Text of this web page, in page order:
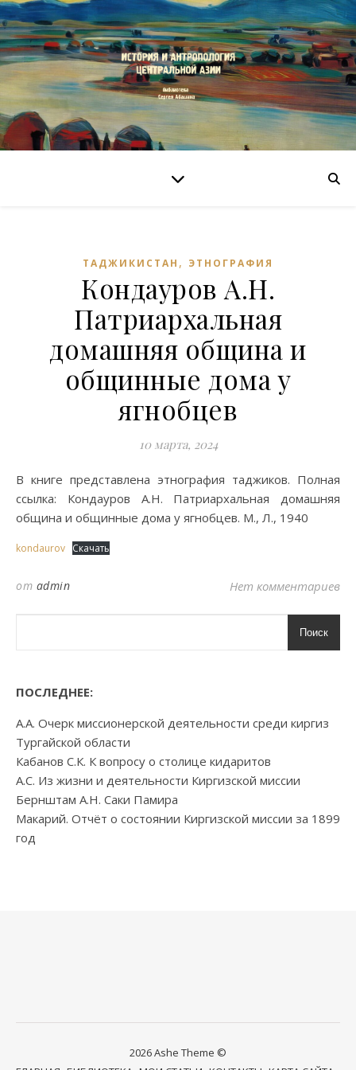
ТАДЖИКИСТАН , ЭТНОГРАФИЯ
Кондауров А.Н.
Патриархальная
домашняя община и
общинные дома у
ягнобцев
10 марта, 2024
В книге представлена этнография таджиков. Полная
ссылка: Кондауров А.Н. Патриархальная домашняя
община и общинные дома у ягнобцев. М., Л., 1940
kondaurov Скачать
от admin Нет комментариев
Поиск
ПОСЛЕДНЕЕ:
А.А. Очерк миссионерской деятельности среди киргиз
Тургайской области
Кабанов С.К. К вопросу о столице кидаритов
А.С. Из жизни и деятельности Киргизской миссии
Бернштам А.Н. Саки Памира
Макарий. Отчёт о состоянии Киргизской миссии за 1899
год
2026 Ashe Theme ©